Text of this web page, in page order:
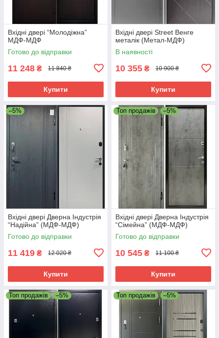
Вхідні двері “Молодіжна”
МДФ-МДФ
Готово до відправки
11 248 ₴ 11 840 ₴
Купити
Вхідні двері Street Венге
металік (Метал-МДФ)
В наявності
10 355 ₴ 10 900 ₴
Купити
–5%
Вхідні двері Дверна Індустрія
“Надійна” (МДФ-МДФ)
Готово до відправки
11 419 ₴ 12 020 ₴
Купити
Топ продажів –5%
Вхідні двері Дверна Індустрія
“Сімейна” (МДФ-МДФ)
Готово до відправки
10 545 ₴ 11 100 ₴
Купити
Топ продажів –5% Топ продажів –5%